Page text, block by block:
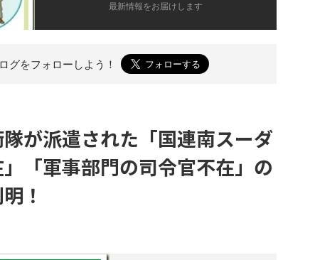
最新情報をお届けします
グをフォローしよう！
隊が派遣された「国連南スーダ
「軍事部門の司令官不在」の
！